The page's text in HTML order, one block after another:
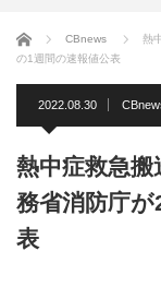
ホーム CBnews
熱
の1週間の速報値公表
2022.08.30
熱中症救急
務省消防庁
表